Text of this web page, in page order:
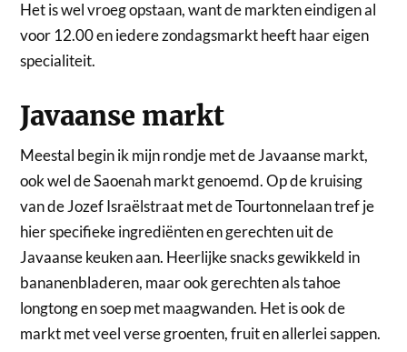
Het is wel vroeg opstaan, want de markten eindigen al
voor 12.00 en iedere zondagsmarkt heeft haar eigen
specialiteit.
Javaanse markt
Meestal begin ik mijn rondje met de Javaanse markt,
ook wel de Saoenah markt genoemd. Op de kruising
van de Jozef Israëlstraat met de Tourtonnelaan tref je
hier specifieke ingrediënten en gerechten uit de
Javaanse keuken aan. Heerlijke snacks gewikkeld in
bananenbladeren, maar ook gerechten als tahoe
longtong en soep met maagwanden. Het is ook de
markt met veel verse groenten, fruit en allerlei sappen.